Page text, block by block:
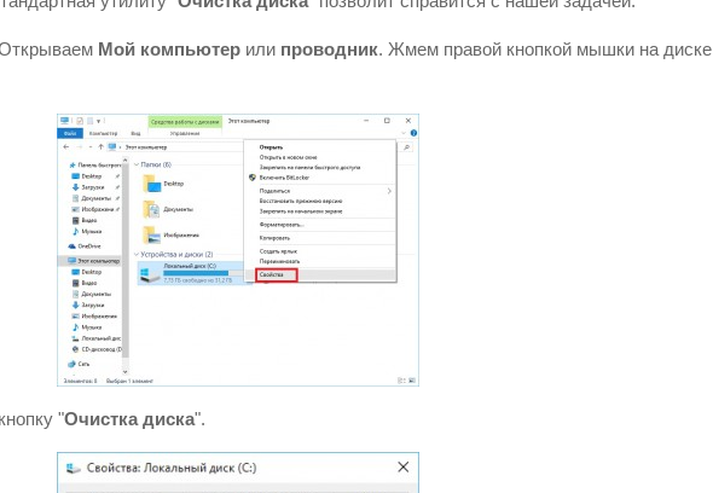
Мой компьютер или проводник. Жмем правой кнопкой мышки на диске
"Очистка диска".